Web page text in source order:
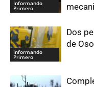
Informando
Primero
Informando
Primero
Dos
de